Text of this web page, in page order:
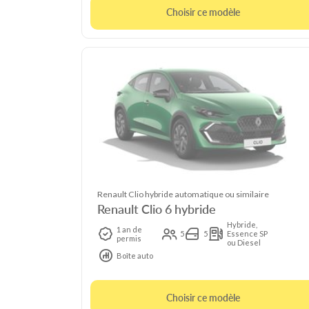
Choisir ce modèle
Renault Clio hybride automatique ou similaire
Renault Clio 6 hybride
1 an de
permis
5 5
Hybride,
Essence SP
ou Diesel
Boîte auto
Choisir ce modèle